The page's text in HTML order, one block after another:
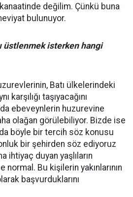
değilim. Çünkü buna
bulunuyor.
üstlenmek isterken hangi
Batı ülkelerindeki
karşılığı taşıyacağını
ebeveynlerin huzurevine
olağan görülebiliyor. Bizde ise
böyle bir tercih söz konusu
bir şehirden söz ediyoruz
ihtiyaç duyan yaşlıların
normal. Bu kişilerin yakınlarının
başvurduklarını